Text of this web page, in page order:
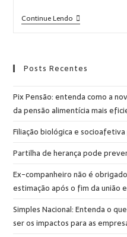
Continue Lendo
Posts Recentes
Pix Pensão: entenda como a
da pensão alimentícia mais
Filiação biológica e
Partilha de herança pode
Ex-companheiro não é
estimação após o fim da união
Simples Nacional: Entenda o
ser os impactos para as